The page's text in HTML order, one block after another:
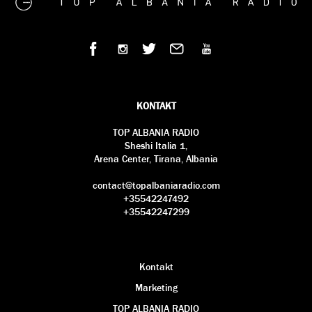
KONTAKT
TOP ALBANIA RADIO
Sheshi Italia 1,
Arena Center, Tirana, Albania
contact@topalbaniaradio.com
+35542247492
+35542247299
Kontakt
Marketing
TOP ALBANIA RADIO